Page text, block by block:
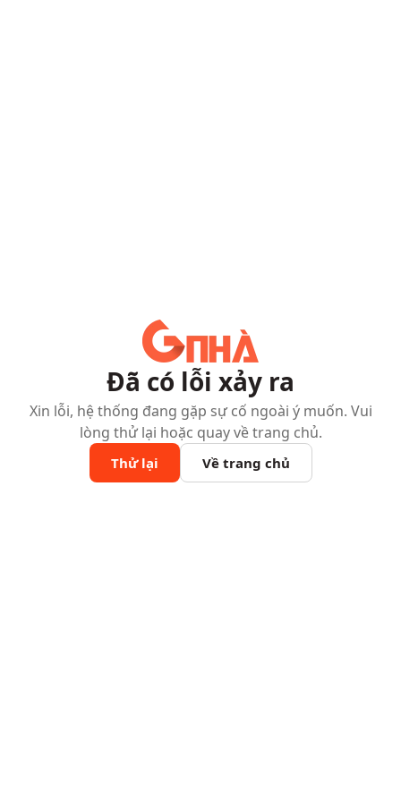
Đã có lỗi xảy ra
Xin lỗi, hệ thống đang gặp sự cố ngoài ý muốn. Vui
lòng thử lại hoặc quay về trang chủ.
Thử lại Về trang chủ